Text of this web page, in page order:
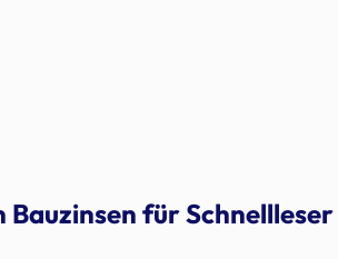
für Schnellleser